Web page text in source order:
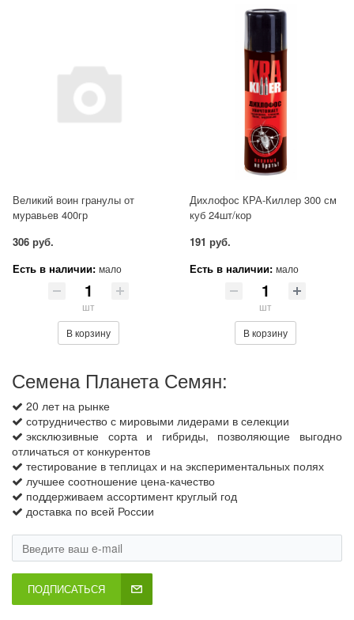
Великий воин гранулы от
муравьев 400гр
306 руб.
Есть в наличии: мало
шт
В корзину
Дихлофос КРА-Киллер 300 см
куб 24шт/кор
191 руб.
Есть в наличии: мало
шт
В корзину
Семена Планета Семян:
20 лет на рынке
сотрудничество с мировыми лидерами в селекции
эксклюзивные сорта и гибриды, позволяющие выгодно
отличаться от конкурентов
тестирование в теплицах и на экспериментальных полях
лучшее соотношение цена-качество
поддерживаем ассортимент круглый год
доставка по всей России
ПОДПИСАТЬСЯ